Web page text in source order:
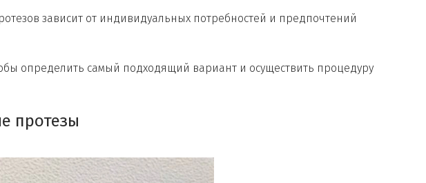
зависит от индивидуальных потребностей и предпочтений
определить самый подходящий вариант и осуществить процедуру
протезы